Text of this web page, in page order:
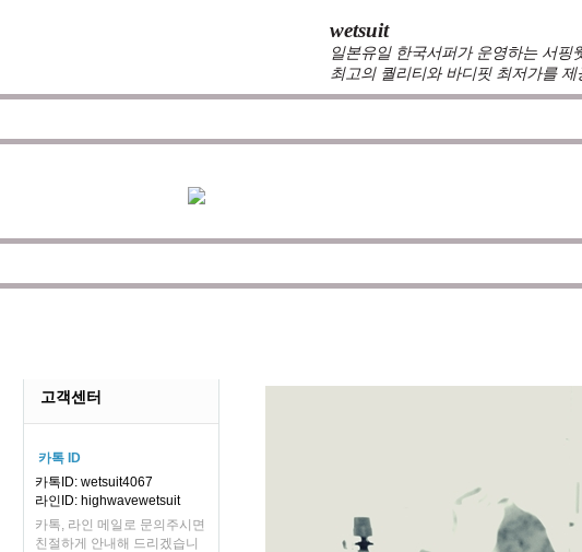
wetsuit
일본유일 한국서퍼가 운영하는 서
최고의 퀄리티와 바디핏 최저가를 제
는 서퍼들의 느낌과 의견를 듣고 적극 반영하
고객센터
카톡 ID
카톡ID: wetsuit4067
라인ID: highwavewetsuit
카톡, 라인 메일로 문의주시면
친절하게 안내해 드리겠습니